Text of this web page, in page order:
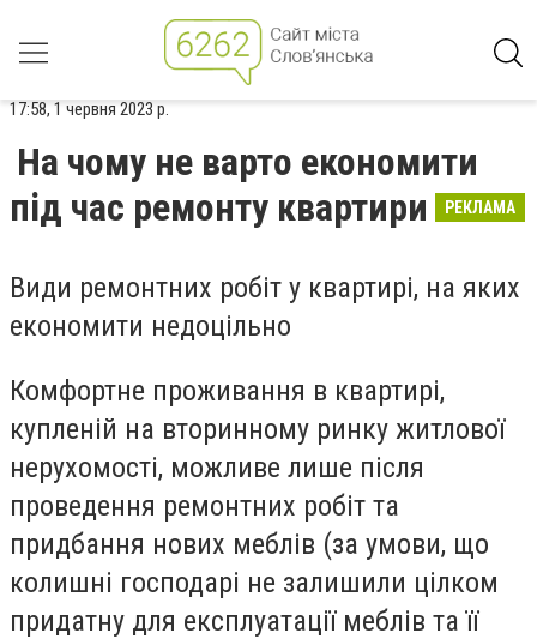
17:58, 1 червня 2023 р.
На чому не варто економити
під час ремонту квартири
РЕКЛАМА
Види ремонтних робіт у квартирі, на яких
економити недоцільно
Комфортне проживання в квартирі,
купленій на вторинному ринку житлової
нерухомості, можливе лише після
проведення ремонтних робіт та
придбання нових меблів (за умови, що
колишні господарі не залишили цілком
придатну для експлуатації меблів та її